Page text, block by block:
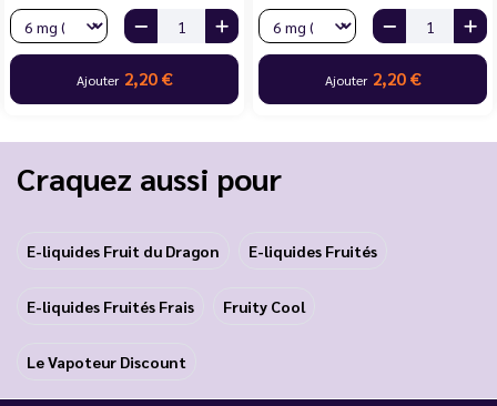
Ajouter 2,20 € Ajouter 2,20 €
Craquez aussi pour
E-liquides Fruit du Dragon E-liquides Fruités
E-liquides Fruités Frais Fruity Cool
Le Vapoteur Discount